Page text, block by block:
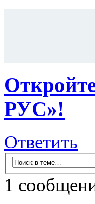
РУС»!
Ответить
1